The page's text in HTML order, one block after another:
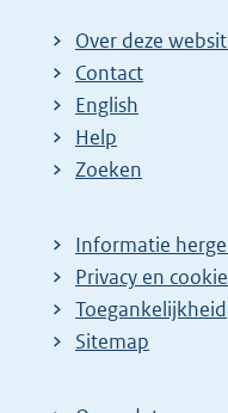
Over deze
Contact
English
Help
Zoeken
Informatie
Privacy en
Toegankelijkheid
Sitemap